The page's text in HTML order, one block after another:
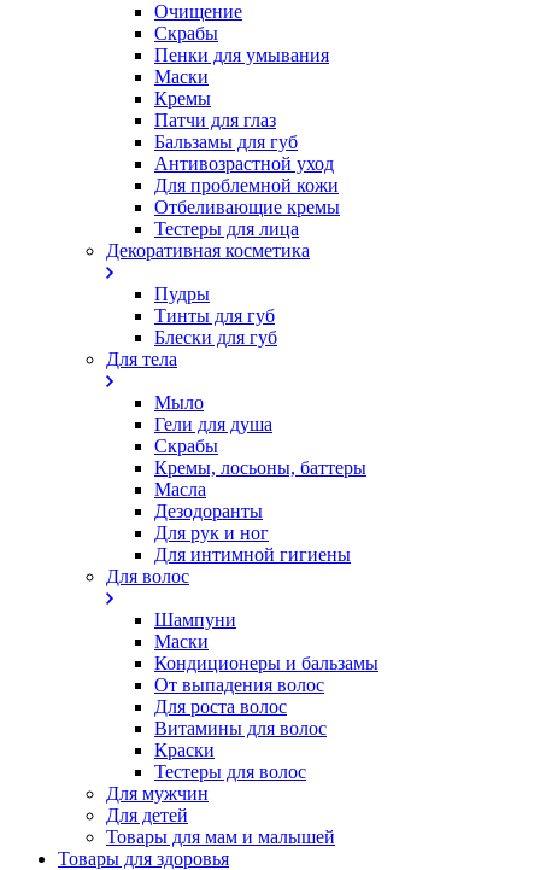
Очищение
Скрабы
Пенки для умывания
Маски
Кремы
Патчи для глаз
Бальзамы для губ
Антивозрастной уход
Для проблемной кожи
Oтбеливающие кремы
Тестеры для лица
Декоративная косметика
Пудры
Тинты для губ
Блески для губ
Для тела
Мыло
Гели для душа
Скрабы
Кремы, лосьоны, баттеры
Масла
Дезодоранты
Для рук и ног
Для интимной гигиены
Для волос
Шампуни
Маски
Кондиционеры и бальзамы
От выпадения волос
Для роста волос
Витамины для волос
Краски
Тестеры для волос
Для мужчин
Для детей
Товары для мам и малышей
Товары для здоровья